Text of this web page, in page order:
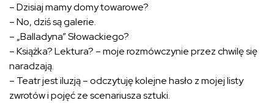
– Dzisiaj mamy domy towarowe?
– No, dziś są galerie.
– „Balladyna” Słowackiego?
– Książka? Lektura? – moje rozmówczynie przez chwilę się
naradzają.
– Teatr jest iluzją – odczytuję kolejne hasło z mojej listy
zwrotów i pojęć ze scenariusza sztuki.